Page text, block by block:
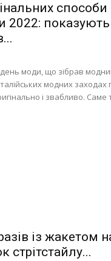
способи
2022: показують
моди, що зібрав
модних заходах
і звабливо. Саме
із жакетом
стрітстайлу...